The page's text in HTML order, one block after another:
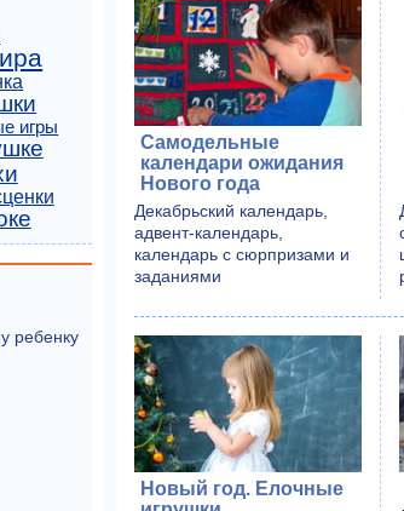
Самодельные
календари ожидания
Нового года
Декабрьский календарь,
адвент-календарь,
календарь с сюрпризами и
заданиями
Новый год. Елочные
игры
ребенку